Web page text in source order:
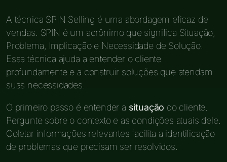
A técnica SPIN Selling é uma abordagem eficaz de
vendas. SPIN é um acrônimo que significa Situação,
Problema, Implicação e Necessidade de Solução.
Essa técnica ajuda a entender o cliente
profundamente e a construir soluções que atendam
suas necessidades.
O primeiro passo é entender a situação do cliente.
Pergunte sobre o contexto e as condições atuais dele.
Coletar informações relevantes facilita a identificação
de problemas que precisam ser resolvidos.